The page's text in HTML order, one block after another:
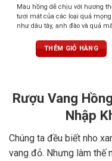
Màu hồng dễ chịu với hương
tươi mát của các loại quả
như dâu tây, anh đào và quả
gia vị nhẹ nhàng và thoang
mùi thơm của hoa hồng. Cấu
THÊM GIỎ HÀNG
Rượu Vang
Nhập
Chúng ta đều biết nho
vang đỏ. Nhưng làm thế